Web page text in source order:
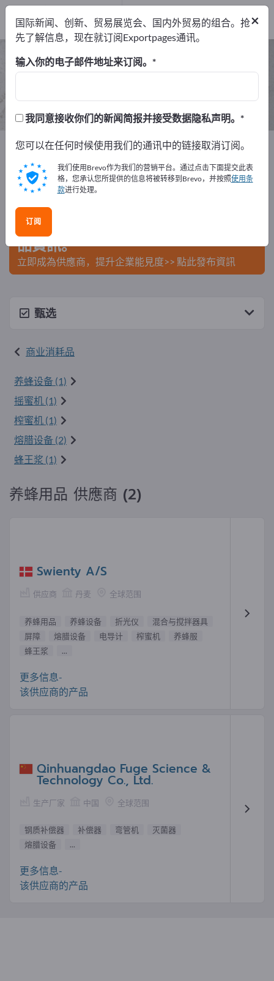
养蜂用品 – 查找制造商和供应商
2 1 1
制造商1
经销商1
Exportpages 原材料＆物料 商业消耗品 养蜂用品
在Exportpages免費刊登廣告！
在Exportpages上發布您的公司與產
品資訊。
立即成為供應商，提升企業能見度>> 點此發布資訊
甄选
商业消耗品
养蜂设备 (1)
摇蜜机 (1)
榨蜜机 (1)
熔腊设备 (2)
蜂王浆 (1)
养蜂用品 供應商 (2)
Swienty A/S
供应商 丹麦 全球范围
养蜂用品 养蜂设备 折光仪
混合与搅拌器具
屏障
熔腊设备 电导计 榨蜜机
养蜂服
蜂王浆
...
更多信息-
该供应商的产品
Qinhuangdao Fuge Science &
Technology Co., Ltd.
生产厂家 中国 全球范围
钢质补偿器 补偿器 弯管机
灭菌器
熔腊设备
...
更多信息-
该供应商的产品
×
国际新闻、创新、贸易展览会、国内外贸易的组合。抢
先了解信息，现在就订阅Exportpages通讯。
输入你的电子邮件地址来订阅。
我同意接收你们的新闻简报并接受数据隐私声明。
您可以在任何时候使用我们的通讯中的链接取消订阅。
我们使用Brevo作为我们的营销平台。通过点击下面提交此表
格，您承认您所提供的信息将被转移到Brevo，并按照使用条
款进行处理。
订阅